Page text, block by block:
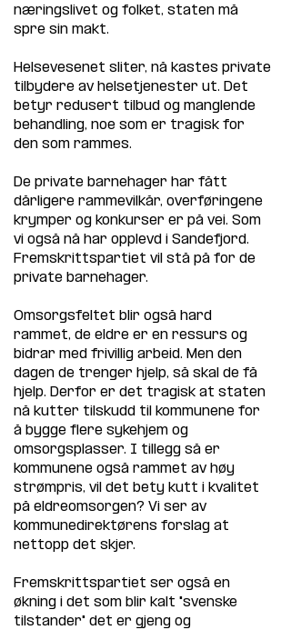
næringslivet og folket, staten må
spre sin makt.
Helsevesenet sliter, nå kastes private
tilbydere av helsetjenester ut. Det
betyr redusert tilbud og manglende
behandling, noe som er tragisk for
den som rammes.
De private barnehager har fått
dårligere rammevilkår, overføringene
krymper og konkurser er på vei. Som
vi også nå har opplevd i Sandefjord.
Fremskrittspartiet vil stå på for de
private barnehager.
Omsorgsfeltet blir også hard
rammet, de eldre er en ressurs og
bidrar med frivillig arbeid. Men den
dagen de trenger hjelp, så skal de få
hjelp. Derfor er det tragisk at staten
nå kutter tilskudd til kommunene for
å bygge flere sykehjem og
omsorgsplasser. I tillegg så er
kommunene også rammet av høy
strømpris, vil det bety kutt i kvalitet
på eldreomsorgen? Vi ser av
kommunedirektørens forslag at
nettopp det skjer.
Fremskrittspartiet ser også en
økning i det som blir kalt "svenske
tilstander" det er gjeng og